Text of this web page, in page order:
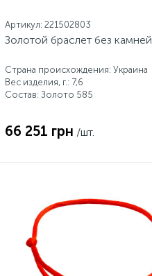
Артикул: 221502803
Золотой браслет без камней
Страна происхождения: Украина
Вес изделия, г.: 7,6
Состав: Золото 585
66 251 грн /шт.